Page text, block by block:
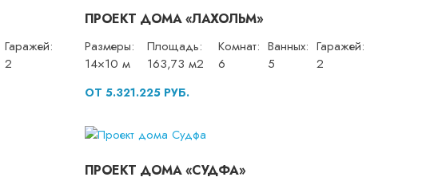
Гаражей:
2
ПРОЕКТ ДОМА «ЛАХОЛЬМ»
Размеры:
14×10 м
Площадь:
163,73 м2
Комнат:
6
Ванных:
5
Гаражей:
2
ОТ 5.321.225 РУБ.
ПРОЕКТ ДОМА «СУДФА»